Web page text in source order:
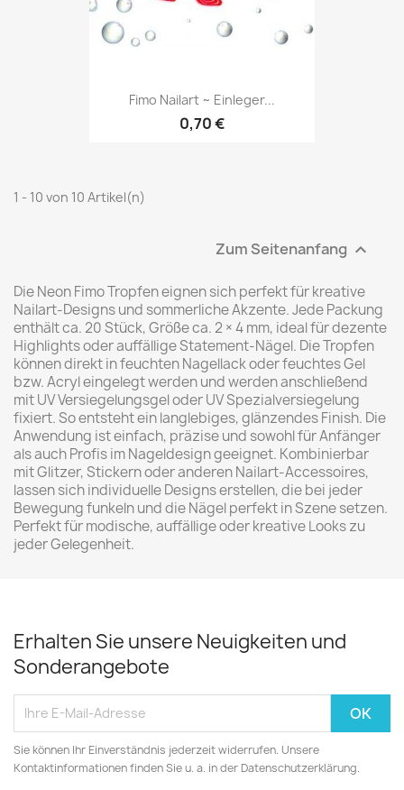
Fimo Nailart ~ Einleger...
0,70 €
1 - 10 von 10 Artikel(n)
Zum Seitenanfang 
Die Neon Fimo Tropfen eignen sich perfekt für kreative
Nailart-Designs und sommerliche Akzente. Jede Packung
enthält ca. 20 Stück, Größe ca. 2 × 4 mm, ideal für dezente
Highlights oder auffällige Statement-Nägel. Die Tropfen
können direkt in feuchten Nagellack oder feuchtes Gel
bzw. Acryl eingelegt werden und werden anschließend
mit UV Versiegelungsgel oder UV Spezialversiegelung
fixiert. So entsteht ein langlebiges, glänzendes Finish. Die
Anwendung ist einfach, präzise und sowohl für Anfänger
als auch Profis im Nageldesign geeignet. Kombinierbar
mit Glitzer, Stickern oder anderen Nailart-Accessoires,
lassen sich individuelle Designs erstellen, die bei jeder
Bewegung funkeln und die Nägel perfekt in Szene setzen.
Perfekt für modische, auffällige oder kreative Looks zu
jeder Gelegenheit.
Erhalten Sie unsere Neuigkeiten und
Sonderangebote
Sie können Ihr Einverständnis jederzeit widerrufen. Unsere
Kontaktinformationen finden Sie u. a. in der Datenschutzerklärung.